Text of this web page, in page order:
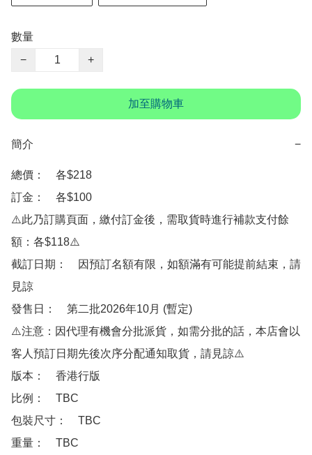
數量
−
+
加至購物車
簡介 −
總價：　各$218
訂金：　各$100
⚠️此乃訂購頁面，繳付訂金後，需取貨時進行補款支付餘
額：各$118⚠️
截訂日期：　因預訂名額有限，如額滿有可能提前結束，請
見諒
發售日：　第二批2026年10月 (暫定)
⚠️注意：因代理有機會分批派貨，如需分批的話，本店會以
客人預訂日期先後次序分配通知取貨，請見諒⚠️
版本：　香港行版
比例：　TBC
包裝尺寸：　TBC
重量：　TBC